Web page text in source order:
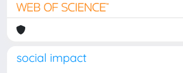
social impact